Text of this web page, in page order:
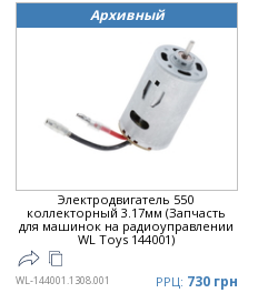
Архивный
Электродвигатель 550
коллекторный 3.17мм (Запчасть
для машинок на радиоуправлении
WL Toys 144001)
WL-144001.1308.001 РРЦ: 730 грн